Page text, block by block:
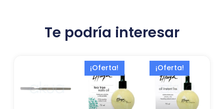
Te podría interesar
¡Oferta!
El
precio
original
era:
16,99 €.
precio
actual
¡Oferta!
El
precio
original
era:
16,99 €.